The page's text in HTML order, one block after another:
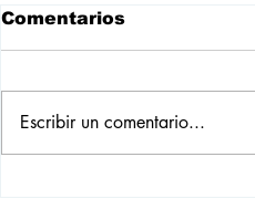
Comentarios
Escribir un comentario...